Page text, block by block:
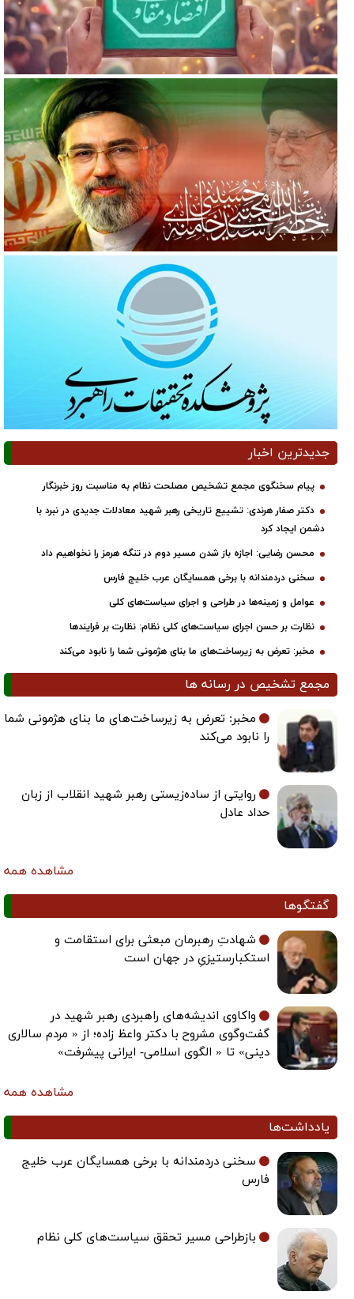
جدیدترین اخبار
پیام سخنگوی مجمع تشخیص مصلحت نظام به مناسبت روز خبرنگار
دکتر صفار هرندی: تشییع تاریخی رهبر شهید معادلات جدیدی در نبرد با
دشمن ایجاد کرد
محسن رضایی: اجازه باز شدن مسیر دوم در تنگه هرمز را نخواهیم داد
سخنی دردمندانه با برخی همسایگان عرب خلیج فارس
عوامل و زمینه‌ها در طراحی و اجرای سیاست‌های کلی
نظارت بر حسن اجرای سیاست‌های کلی نظام: نظارت بر فرایندها
مخبر: تعرض به زیرساخت‌های ما بنای هژمونی شما را نابود می‌کند
مجمع تشخیص در رسانه ها
مخبر: تعرض به زیرساخت‌های ما بنای هژمونی شما
را نابود می‌کند
روایتی از ساده‌زیستی رهبر شهید انقلاب از زبان
حداد عادل
مشاهده همه
گفتگوها
شهادتِ رهبرمان مبعثی برای استقامت و
استکبارستیزیِ در جهان است
واکاوی اندیشه‌های راهبردی رهبر شهید در
گفت‌وگوی مشروح با دکتر واعظ زاده؛ از « مردم سالاری
دینی» تا « الگوی اسلامی- ایرانی پیشرفت»
مشاهده همه
یادداشت‌ها
سخنی دردمندانه با برخی همسایگان عرب خلیج
فارس
بازطراحی مسیر تحقق سیاست‌های کلی نظام